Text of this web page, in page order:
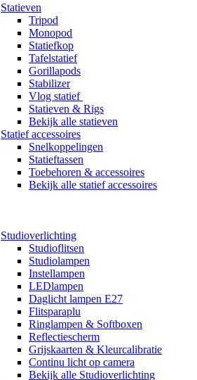
Statieven
Tripod
Monopod
Statiefkop
Tafelstatief
Gorillapods
Stabilizer
Vlog statief
Statieven & Rigs
Bekijk alle statieven
Statief accessoires
Snelkoppelingen
Statieftassen
Toebehoren & accessoires
Bekijk alle statief accessoires
Studioverlichting
Studioflitsen
Studiolampen
Instellampen
LEDlampen
Daglicht lampen E27
Flitsparaplu
Ringlampen & Softboxen
Reflectiescherm
Grijskaarten & Kleurcalibratie
Continu licht op camera
Bekijk alle Studioverlichting